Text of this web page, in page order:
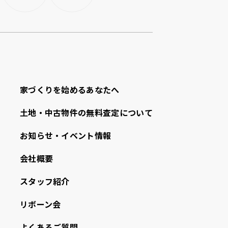
家づくりを始めるあなたへ
⼟地・中古物件の無料査定について
お知らせ・イベント情報
会社概要
スタッフ紹介
リボーン会